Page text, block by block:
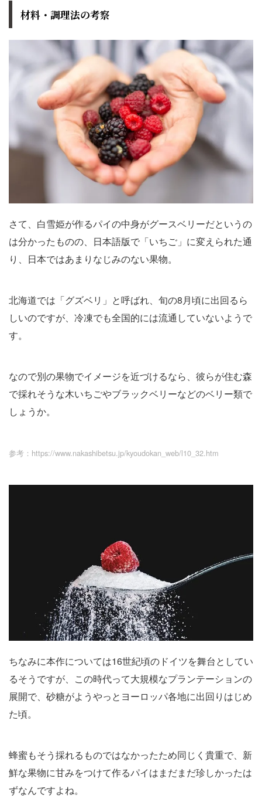
材料・調理法の考察
さて、白雪姫が作るパイの中身がグースベリーだというの
は分かったものの、日本語版で「いちご」に変えられた通
り、日本ではあまりなじみのない果物。
北海道では「グズベリ」と呼ばれ、旬の8月頃に出回るら
しいのですが、冷凍でも全国的には流通していないようで
す。
なので別の果物でイメージを近づけるなら、彼らが住む森
で採れそうな木いちごやブラックベリーなどのベリー類で
しょうか。
参考：https://www.nakashibetsu.jp/kyoudokan_web/l10_32.htm
ちなみに本作については16世紀頃のドイツを舞台としてい
るそうですが、この時代って大規模なプランテーションの
展開で、砂糖がようやっとヨーロッパ各地に出回りはじめ
た頃。
蜂蜜もそう採れるものではなかったため同じく貴重で、新
鮮な果物に甘みをつけて作るパイはまだまだ珍しかったは
ずなんですよね。